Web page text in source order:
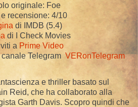
originale: Foe
recensione: 4/10
di IMDB (5.4)
di I Check Movies
a Prime Video
canale TelegramVERonTelegram
e thriller basato sul
Reid, che ha collaborato alla
Garth Davis. Scopro quindi che